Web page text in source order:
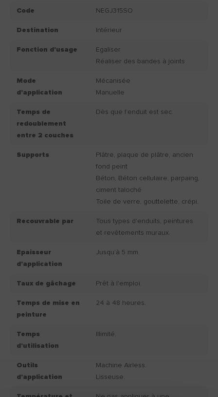
Code NEGJ315SO
Destination Intérieur
Fonction d'usage
Egaliser
Réaliser des bandes à joints
Mode
d'application
Mécanisée
Manuelle
Temps de
redoublement
entre 2 couches
Dès que l’enduit est sec.
Supports
Plâtre, plaque de plâtre, ancien
fond peint
Béton, Béton cellulaire, parpaing,
ciment taloché
Toile de verre, gouttelette, crépi.
Recouvrable par
Tous types d'enduits, peintures
et revêtements muraux.
Epaisseur
d'application
Jusqu’à 5 mm.
Taux de gâchage Prêt à l'emploi.
Temps de mise en
peinture
24 à 48 heures.
Temps
d'utilisation
Illimité.
Outils
d'application
Machine Airless.
Lisseuse.